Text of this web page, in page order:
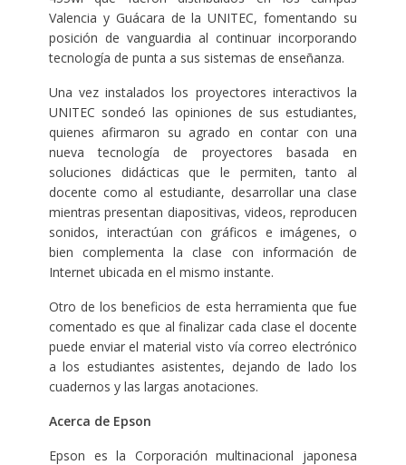
Valencia y Guácara de la UNITEC, fomentando su
posición de vanguardia al continuar incorporando
tecnología de punta a sus sistemas de enseñanza.
Una vez instalados los proyectores interactivos la
UNITEC sondeó las opiniones de sus estudiantes,
quienes afirmaron su agrado en contar con una
nueva tecnología de proyectores basada en
soluciones didácticas que le permiten, tanto al
docente como al estudiante, desarrollar una clase
mientras presentan diapositivas, videos, reproducen
sonidos, interactúan con gráficos e imágenes, o
bien complementa la clase con información de
Internet ubicada en el mismo instante.
Otro de los beneficios de esta herramienta que fue
comentado es que al finalizar cada clase el docente
puede enviar el material visto vía correo electrónico
a los estudiantes asistentes, dejando de lado los
cuadernos y las largas anotaciones.
Acerca de Epson
Epson es la Corporación multinacional japonesa